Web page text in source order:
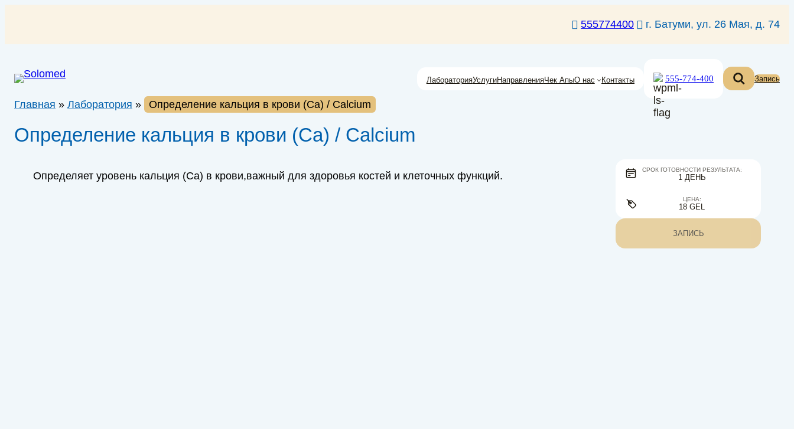
555774400 г. Батуми, ул. 26 Мая, д. 74
ЛабораторияУслугиНаправленияЧек АпыО нас Контакты 555-774-400 Запись
Главная » Лаборатория » Определение кальция в крови (Ca) / Calcium
Определение кальция в крови (Ca) / Calcium
Определяет уровень кальция (Ca) в крови,важный для здоровья костей и клеточных функций.
СРОК ГОТОВНОСТИ РЕЗУЛЬТАТА:
1 ДЕНЬ
ЦЕНА:
18 GEL
ЗАПИСЬ